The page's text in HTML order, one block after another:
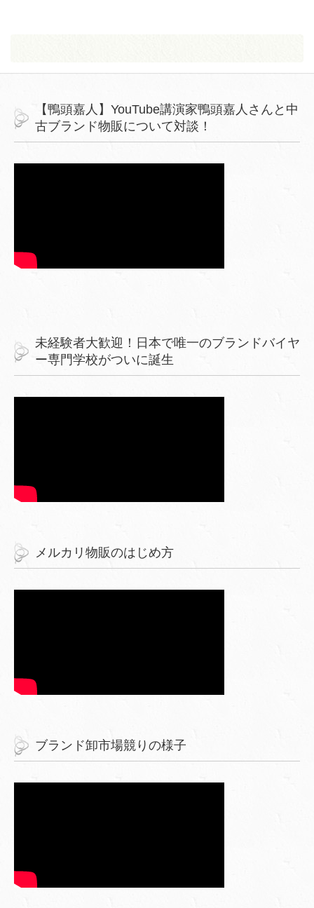
【鴨頭嘉人】YouTube講演家鴨頭嘉人さんと中
古ブランド物販について対談！
未経験者大歓迎！日本で唯一のブランドバイヤ
ー専門学校がついに誕生
メルカリ物販のはじめ方
ブランド卸市場競りの様子